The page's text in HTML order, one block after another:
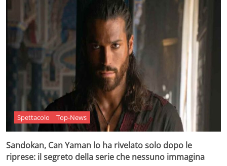
Spettacolo Top-News
Sandokan, Can Yaman lo ha rivelato solo dopo le
riprese: il segreto della serie che nessuno immagina